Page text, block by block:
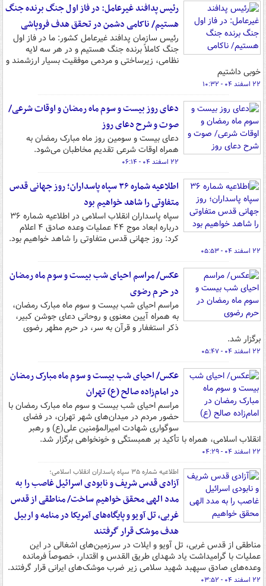
رئیس پدافند غیرعامل: در فاز اول جنگ برنده جنگ
هستیم/ ناکامی دشمن در تحقق هدف فروپاشی
رئیس سازمان پدافند غیرعامل کشور: ما در فاز اول
جنگ کاملاً برنده جنگ هستیم و در هر سه لایه
نظامی، زیرساختی و مردمی موفقیت بسیار ارزشمند و
خوبی داشتیم
۲۲ اسفند ۰۴ - ۱۰:۳۲
دعای روز بیست و سوم ماه رمضان و اوقات شرعی/
صوت و شرح دعای روز
دعای بیست و سومین روز ماه مبارک رمضان به
همراه اوقات شرعی تقدیم مخاطبان می‌شود.
۲۲ اسفند ۰۴ - ۰۶:۱۴
اطلاعیه شماره ۳۶ سپاه پاسداران؛ روز جهانی قدس
متفاوتی را شاهد خواهیم بود
سپاه پاسداران انقلاب اسلامی در اطلاعیه شماره ۳۶
درباره ابعاد موج ۴۴ عملیات وعده صادق ۴ اعلام
کرد: روز جهانی قدس متفاوتی را شاهد خواهیم بود.
۲۲ اسفند ۰۴ - ۰۵:۵۳
عکس/ مراسم احیای شب بیست و سوم ماه رمضان
در حرم رضوی
مراسم احیای شب بیست و سوم ماه مبارک رمضان،
به همراه آیین معنوی و روحانی دعای جوشن کبیر،
ذکر استغفار و قرآن به سر، در حرم مطهر رضوی
برگزار شد.
۲۲ اسفند ۰۴ - ۰۵:۴۷
عکس/ احیای شب بیست و سوم ماه مبارک رمضان
در امام‌زاده صالح (ع) تهران
مراسم احیای شب بیست و سوم ماه مبارک رمضان با
حضور مردم در میدان‌های شهر تهران، در فضای
سوگواری شهادت امیرالمؤمنین علی(ع) و رهبر
انقلاب اسلامی، همراه با تأکید بر همبستگی و خونخواهی برگزار شد.
۲۲ اسفند ۰۴ - ۰۴:۲۹
اطلاعیه شماره ۳۵ سپاه پاسداران انقلاب اسلامی؛
آزادی قدس شریف و نابودی اسرائیل غاصب را به
مدد الهی محقق خواهیم ساخت/ مناطقی از قدس
غربی، تل آویو و پایگاه‌های آمریکا در منامه و اربیل
هدف موشک قرار گرفتند
مناطقی از قدس غربی، تل آویو و ایلات در سرزمین‌های اشغالی در این
عملیات با گرامیداشت یاد شهدای طریق القدس و اقتدار، خصوصاً فرمانده
وعده‌های صادق سپهبد شهید سلامی زیر ضرب موشک‌های ایرانی قرار گرفتند.
۲۲ اسفند ۰۴ - ۰۳:۵۲